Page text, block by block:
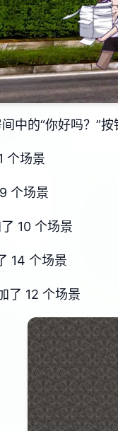
中的“你好吗？”
个场景
个场景
10 个场景
14 个场景
了 12 个场景